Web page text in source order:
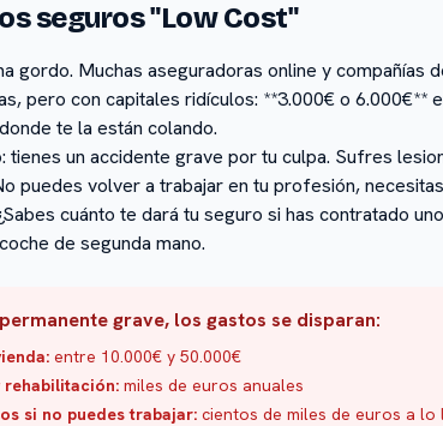
seguros "Low Cost"
gordo. Muchas aseguradoras online y compañías
pero con capitales ridículos: **3.000€ o 6.000€**
te la están colando.
tienes un accidente grave por tu culpa. Sufres
puedes volver a trabajar en tu profesión,
cuánto te dará tu seguro si has contratado
de segunda mano.
grave, los gastos se disparan:
entre 10.000€ y 50.000€
rehabilitación: miles de euros anuales
si no puedes trabajar: cientos de miles de euros a lo